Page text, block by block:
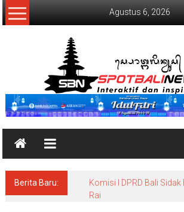
Lompat
ke
Agustus 6, 2026
SpotBaliNews
Berita Baru:
Komisi I DPRD Bali
Rai